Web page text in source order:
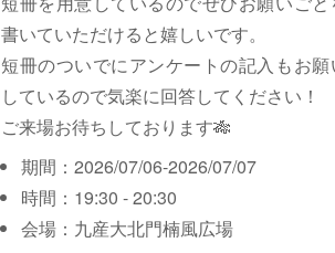
書いていただけると嬉しいです。
短冊のついでにアンケートの記入もお願
しているので気楽に回答してください！
ご来場お待ちしております🎋
期間：2026/07/06-2026/07/07
時間：19:30 - 20:30
会場：九産大北門楠風広場